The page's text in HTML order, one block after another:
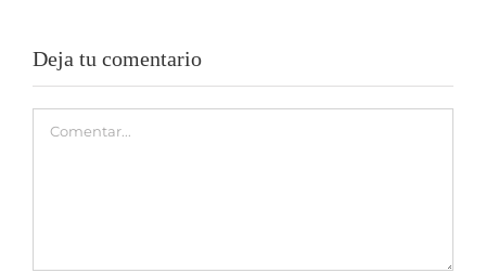
Deja tu comentario